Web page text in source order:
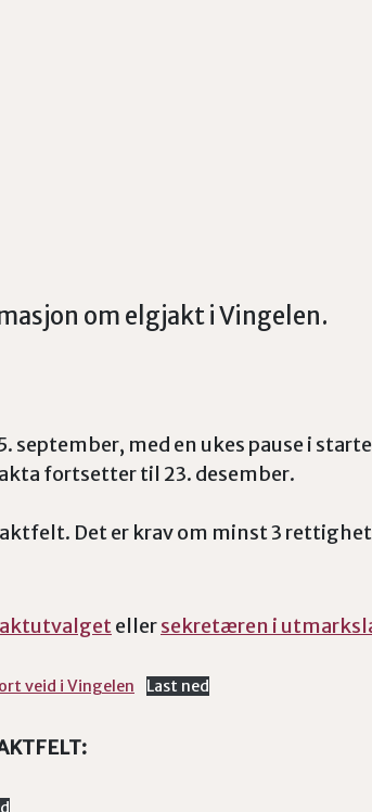
om elgjakt i Vingelen.
september, med en ukes pause i
fortsetter til 23. desember.
Det er krav om minst 3
ellersekretæren i
veid i Vingelen Last ned